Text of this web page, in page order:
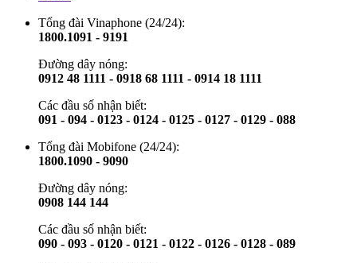
Tổng đài Vinaphone (24/24):
1800.1091 - 9191
Đường dây nóng:
0912 48 1111 - 0918 68 1111 - 0914 18 1111
Các đầu số nhận biết:
091 - 094 - 0123 - 0124 - 0125 - 0127 - 0129 - 088
Tổng đài Mobifone (24/24):
1800.1090 - 9090
Đường dây nóng:
0908 144 144
Các đầu số nhận biết:
090 - 093 - 0120 - 0121 - 0122 - 0126 - 0128 - 089